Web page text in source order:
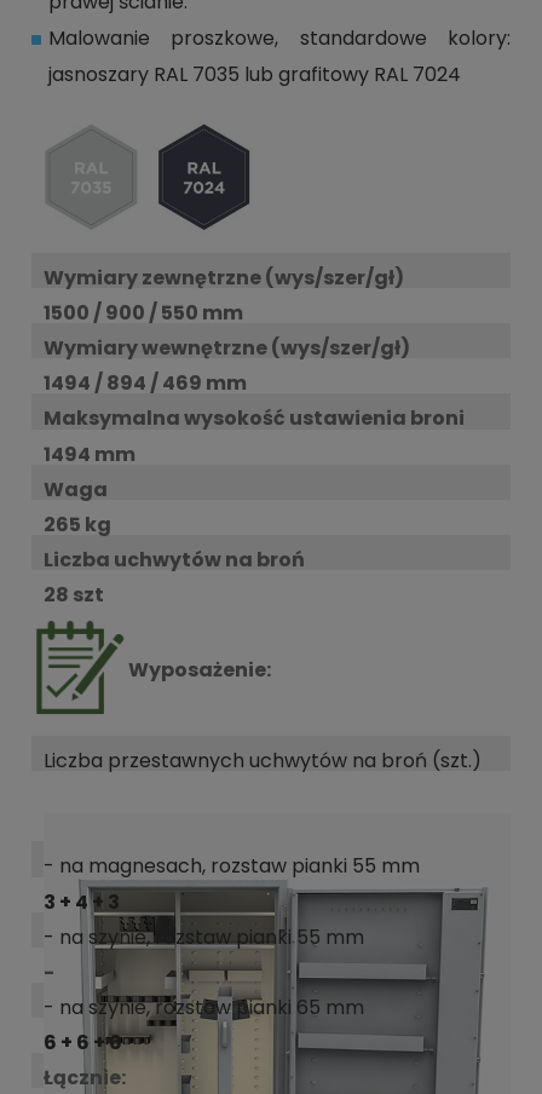
Malowanie proszkowe, standardowe kolory:
jasnoszary RAL 7035 lub grafitowy RAL 7024
Wymiary zewnętrzne (wys/szer/gł)
1500 / 900 / 550 mm
Wymiary wewnętrzne (wys/szer/gł)
1494 / 894 / 469 mm
Maksymalna wysokość ustawienia broni
1494 mm
Waga
265 kg
Liczba uchwytów na broń
28 szt
Wyposażenie:
Liczba przestawnych uchwytów na broń (szt.)
- na magnesach, rozstaw pianki 55 mm
3 + 4 + 3
- na szynie, rozstaw pianki 55 mm
-
- na szynie, rozstaw pianki 65 mm
6 + 6 + 6
Łącznie: